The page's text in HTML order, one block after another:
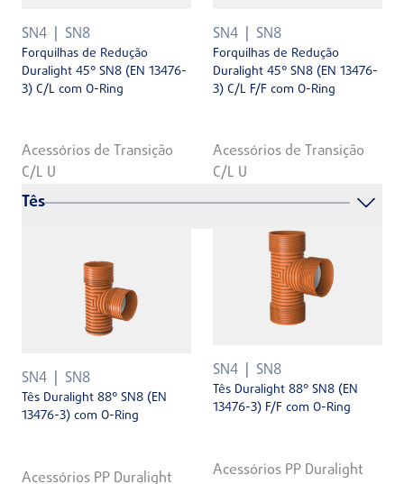
SN4 SN8
Forquilhas de Redução
Duralight 45° SN8 (EN 13476-
3) C/L com O-Ring
Acessórios de Transição
C/L U
SN4 SN8
Forquilhas de Redução
Duralight 45° SN8 (EN 13476-
3) C/L F/F com O-Ring
Acessórios de Transição
C/L U
Tês
SN4 SN8
Tês Duralight 88° SN8 (EN
13476-3) com O-Ring
Acessórios PP Duralight
SN4 SN8
Tês Duralight 88° SN8 (EN
13476-3) F/F com O-Ring
Acessórios PP Duralight